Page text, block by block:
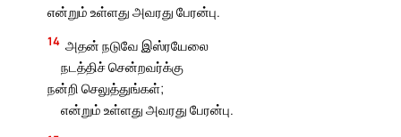
என்றும் உள்ளது அவரது பேரன்பு.
14 அதன் நடுவே இஸ்ரயேலை
நடத்திச் சென்றவர்க்கு
நன்றி செலுத்துங்கள்;
என்றும் உள்ளது அவரது பேரன்பு.